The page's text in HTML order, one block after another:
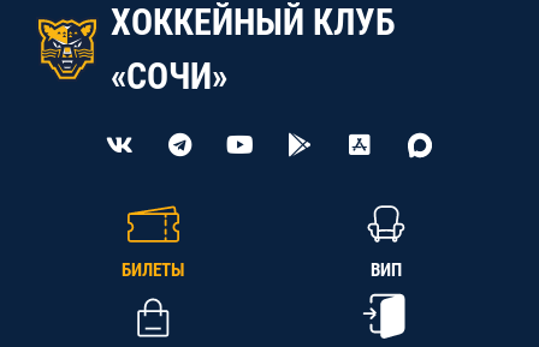
ХОККЕЙНЫЙ КЛУБ
«СОЧИ»
БИЛЕТЫ ВИП